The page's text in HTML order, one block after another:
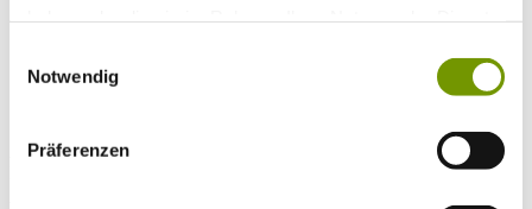
Notwendig
Präferenzen
Hours
Accommodations